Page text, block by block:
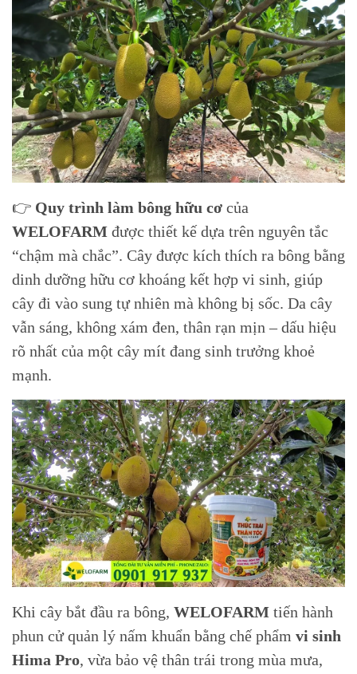
👉 Quy trình làm bông hữu cơ của
WELOFARM được thiết kế dựa trên nguyên tắc
“chậm mà chắc”. Cây được kích thích ra bông bằng
dinh dưỡng hữu cơ khoáng kết hợp vi sinh, giúp
cây đi vào sung tự nhiên mà không bị sốc. Da cây
vẫn sáng, không xám đen, thân rạn mịn – dấu hiệu
rõ nhất của một cây mít đang sinh trưởng khoẻ
mạnh.
Khi cây bắt đầu ra bông, WELOFARM tiến hành
phun cử quản lý nấm khuẩn bằng chế phẩm vi sinh
Hima Pro, vừa bảo vệ thân trái trong mùa mưa,